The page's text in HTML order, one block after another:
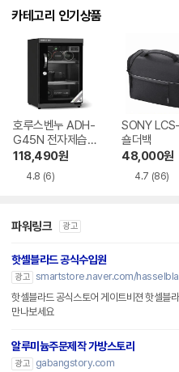
카테고리 인기상품
호루스벤누 ADH-
G45N 전자제습보
관함
118,490원
4.8 (6)
SONY
숄더백
48,000원
4.7 (86)
파워링크 광고
핫셀블라드 공식수입원
광고 smartstore.naver.com/
핫셀블라드 공식스토어 게이트비젼 핫셀블
만나보세요
알루미늄주문제작 가방스토리
광고
gabangstory.com